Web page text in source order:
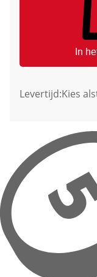
In
Levertijd:Kies